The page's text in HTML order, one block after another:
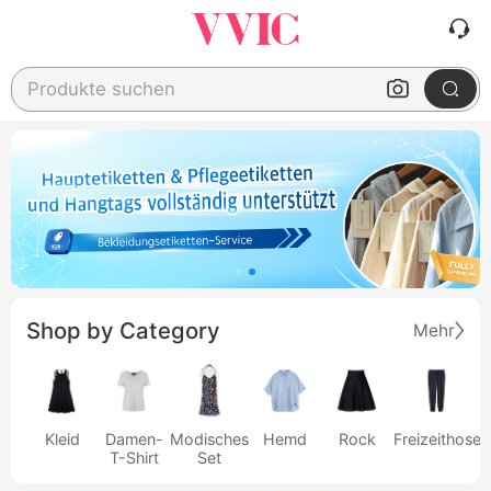
Produkte suchen
Shop by Category Mehr
Kleid
Damen-
T-Shirt
Modisches
Set
Hemd Rock Freizeithose